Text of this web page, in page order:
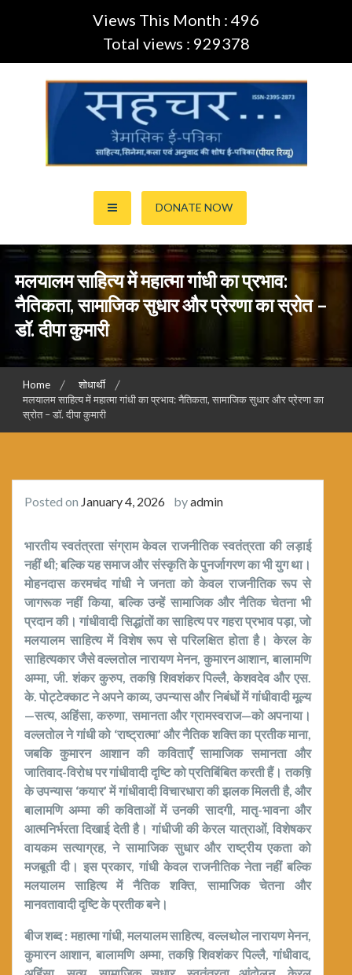
Views This Month : 496
Total views : 929378
सहचर ई-पत्रिका… (ISSN:2395-
2873)
DONATE NOW
मलयालम साहित्य में महात्मा गांधी का प्रभाव:
नैतिकता, सामाजिक सुधार और प्रेरणा का स्रोत –
डॉ. दीपा कुमारी
Home
शोधार्थी
मलयालम साहित्य में महात्मा गांधी का प्रभाव: नैतिकता, सामाजिक सुधार और प्रेरणा का
स्रोत – डॉ. दीपा कुमारी
Posted on January 4, 2026 byadmin
भारतीय स्वतंत्रता संग्राम केवल राजनीतिक स्वतंत्रता की लड़ाई
नहीं थी;बल्कि यह समाज और संस्कृति के पुनर्जागरण का भी युग था।
मोहनदास करमचंद गांधी ने जनता को केवल राजनीतिक रूप से
जागरूक नहीं किया,बल्कि उन्हें सामाजिक और नैतिक चेतना भी
प्रदान की। गांधीवादी सिद्धांतों का साहित्य पर गहरा प्रभाव पड़ा,जो
मलयालम साहित्य में विशेष रूप से परिलक्षित होता है। केरल के
साहित्यकार जैसे वल्लतोल नारायण मेनन, कुमारन आशान,बालामणि
अम्मा, जी. शंकर कुरुप, तकष़ि शिवशंकर पिल्लै,केशवदेव और एस.
के. पोट्टेक्काट ने अपने काव्य,उपन्यास और निबंधों में गांधीवादी मूल्य
—सत्य,अहिंसा,करुणा, समानता और ग्रामस्वराज—को अपनाया।
वल्लतोल ने गांधी को ‘राष्ट्रात्मा’ और नैतिक शक्ति का प्रतीक माना,
जबकि कुमारन आशान की कविताएँ सामाजिक समानता और
जातिवाद-विरोध पर गांधीवादी दृष्टि को प्रतिबिंबित करती हैं। तकष़ि
के उपन्यास ‘कयार’ में गांधीवादी विचारधारा की झलक मिलती है,और
बालामणि अम्मा की कविताओं में उनकी सादगी, मातृ-भावना और
आत्मनिर्भरता दिखाई देती है। गांधीजी की केरल यात्राओं,विशेषकर
वायकम सत्याग्रह,ने सामाजिक सुधार और राष्ट्रीय एकता को
मजबूती दी। इस प्रकार,गांधी केवल राजनीतिक नेता नहीं बल्कि
मलयालम साहित्य में नैतिक शक्ति, सामाजिक चेतना और
मानवतावादी दृष्टि के प्रतीक बने।
बीज शब्द: महात्मा गांधी,मलयालम साहित्य, वल्लथोल नारायण मेनन,
कुमारन आशान,बालामणि अम्मा, तकष़ि शिवशंकर पिल्लै,गांधीवाद,